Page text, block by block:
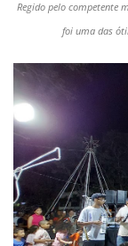
Regido pelo competente
foi uma das